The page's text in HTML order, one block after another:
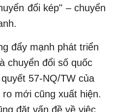
đổi kép" – chuyển
đẩy mạnh phát triển
chuyển đổi số quốc
57-NQ/TW của
mới cũng xuất hiện.
đặt vấn đề về việc